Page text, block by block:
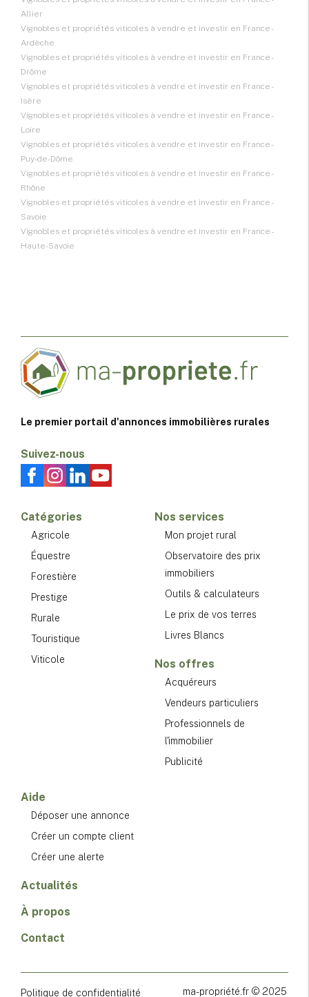
Allier
Vignobles et propriétés viticoles à vendre et investir en France -
Ardèche
Vignobles et propriétés viticoles à vendre et investir en France -
Drôme
Vignobles et propriétés viticoles à vendre et investir en France -
Isère
Vignobles et propriétés viticoles à vendre et investir en France -
Loire
Vignobles et propriétés viticoles à vendre et investir en France -
Puy-de-Dôme
Vignobles et propriétés viticoles à vendre et investir en France -
Rhône
Vignobles et propriétés viticoles à vendre et investir en France -
Savoie
Vignobles et propriétés viticoles à vendre et investir en France -
Haute-Savoie
Le premier portail d'annonces immobilières rurales
Suivez-nous
Catégories
Agricole
Équestre
Forestière
Prestige
Rurale
Touristique
Viticole
Nos services
Mon projet rural
Observatoire des prix
immobiliers
Outils & calculateurs
Le prix de vos terres
Livres Blancs
Nos offres
Acquéreurs
Vendeurs particuliers
Professionnels de
l'immobilier
Publicité
Aide
Déposer une annonce
Créer un compte client
Créer une alerte
Actualités
À propos
Contact
Politique de confidentialité ma-propriété.fr © 2025